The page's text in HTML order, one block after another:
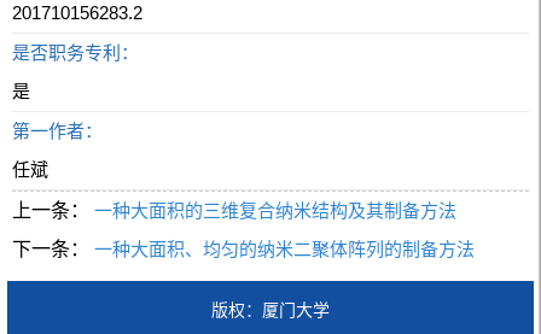
201710156283.2
是否职务专利：
是
第一作者：
任斌
上一条：
一种大面积的三维复合纳米结构及其制备方法
下一条：
一种大面积、均匀的纳米二聚体阵列的制备方法
版权：厦门大学